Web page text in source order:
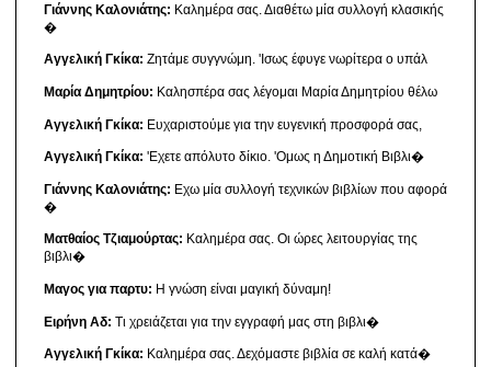
Γιάννης Καλονιάτης: Καλημέρα σας. Διαθέτω μία συλλογή κλασικής
�
Αγγελική Γκίκα: Ζητάμε συγγνώμη. 'Ισως έφυγε νωρίτερα ο υπάλ
Μαρία Δημητρίου: Καλησπέρα σας λέγομαι Μαρία Δημητρίου θέλω
Αγγελική Γκίκα: Ευχαριστούμε για την ευγενική προσφορά σας,
Αγγελική Γκίκα: 'Εχετε απόλυτο δίκιο. 'Ομως η Δημοτική Βιβλι�
Γιάννης Καλονιάτης: Εχω μία συλλογή τεχνικών βιβλίων που αφορά
�
Ματθαίος Τζιαμούρτας: Καλημέρα σας. Οι ώρες λειτουργίας της
βιβλι�
Μαγος για παρτυ: Η γνώση είναι μαγική δύναμη!
Ειρήνη Αδ: Τι χρειάζεται για την εγγραφή μας στη βιβλι�
Αγγελική Γκίκα: Καλημέρα σας. Δεχόμαστε βιβλία σε καλή κατά�